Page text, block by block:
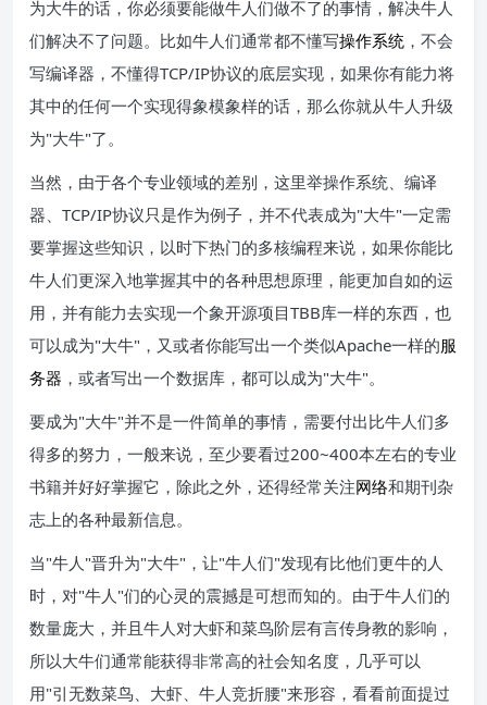
为大牛的话，你必须要能做牛人们做不了的事情，解决牛人
们解决不了问题。比如牛人们通常都不懂写操作系统 ，不会
写编译器，不懂得TCP/IP协议的底层实现，如果你有能力将
其中的任何一个实现得象模象样的话，那么你就从牛人升级
为"大牛"了。
当然，由于各个专业领域的差别，这里举操作系统、编译
器、TCP/IP协议只是作为例子，并不代表成为"大牛"一定需
要掌握这些知识，以时下热门的多核编程来说，如果你能比
牛人们更深入地掌握其中的各种思想原理，能更加自如的运
用，并有能力去实现一个象开源项目TBB库一样的东西，也
可以成为"大牛"，又或者你能写出一个类似Apache一样的服
务器 ，或者写出一个数据库，都可以成为"大牛"。
要成为"大牛"并不是一件简单的事情，需要付出比牛人们多
得多的努力，一般来说，至少要看过200~400本左右的专业
书籍并好好掌握它，除此之外，还得经常关注网络和期刊杂
志上的各种最新信息。
当"牛人"晋升为"大牛"，让"牛人们"发现有比他们更牛的人
时，对"牛人"们的心灵的震撼是可想而知的。由于牛人们的
数量庞大，并且牛人对大虾和菜鸟阶层有言传身教的影响，
所以大牛们通常能获得非常高的社会知名度，几乎可以
用"引无数菜鸟、大虾、牛人竞折腰"来形容，看看前面提过